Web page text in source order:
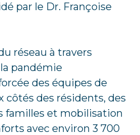
par le Dr. Françoise
réseau à travers
la pandémie
des équipes de
côtés des résidents, des
familles et mobilisation
avec environ 3 700